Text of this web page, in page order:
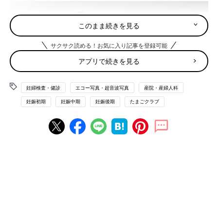
このまま続きを見る
サクサク読める！お気に入り記事を登録可能
アプリで続きを見る
妊婦検査・健診 エコー写真・超音波写真 産院・産婦人科
妊娠初期 妊娠中期 妊娠後期 たまごクラブ